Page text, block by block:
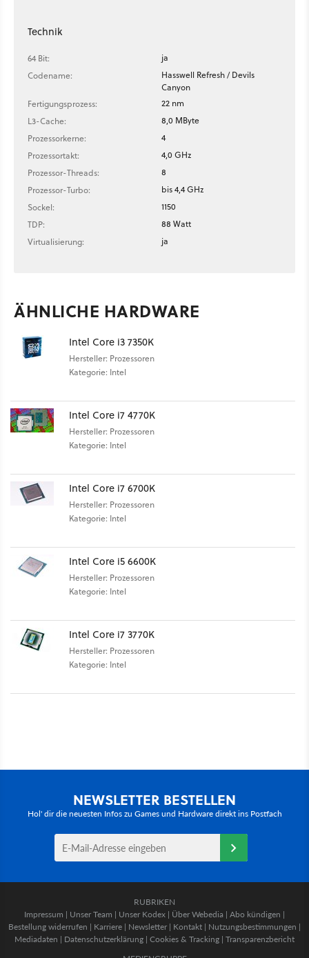
Technik
64 Bit:
ja
Codename:
Hasswell Refresh / Devils
Canyon
Fertigungsprozess:
22 nm
L3-Cache:
8,0 MByte
Prozessorkerne:
4
Prozessortakt:
4,0 GHz
Prozessor-Threads:
8
Prozessor-Turbo:
bis 4,4 GHz
Sockel:
1150
TDP:
88 Watt
Virtualisierung:
ja
ÄHNLICHE HARDWARE
Intel Core i3 7350K
Hersteller: Prozessoren
Kategorie: Intel
Intel Core i7 4770K
Hersteller: Prozessoren
Kategorie: Intel
Intel Core i7 6700K
Hersteller: Prozessoren
Kategorie: Intel
Intel Core i5 6600K
Hersteller: Prozessoren
Kategorie: Intel
Intel Core i7 3770K
Hersteller: Prozessoren
Kategorie: Intel
NEWSLETTER BESTELLEN
Hol' dir die neuesten Infos zu Games und Hardware direkt ins Postfach
RUBRIKEN
Impressum | Unser Team | Unser Kodex | Über Webedia | Abo kündigen |
Bestellung widerrufen | Karriere | Newsletter | Kontakt | Nutzungsbestimmungen |
Mediadaten | Datenschutzerklärung | Cookies & Tracking | Transparenzbericht